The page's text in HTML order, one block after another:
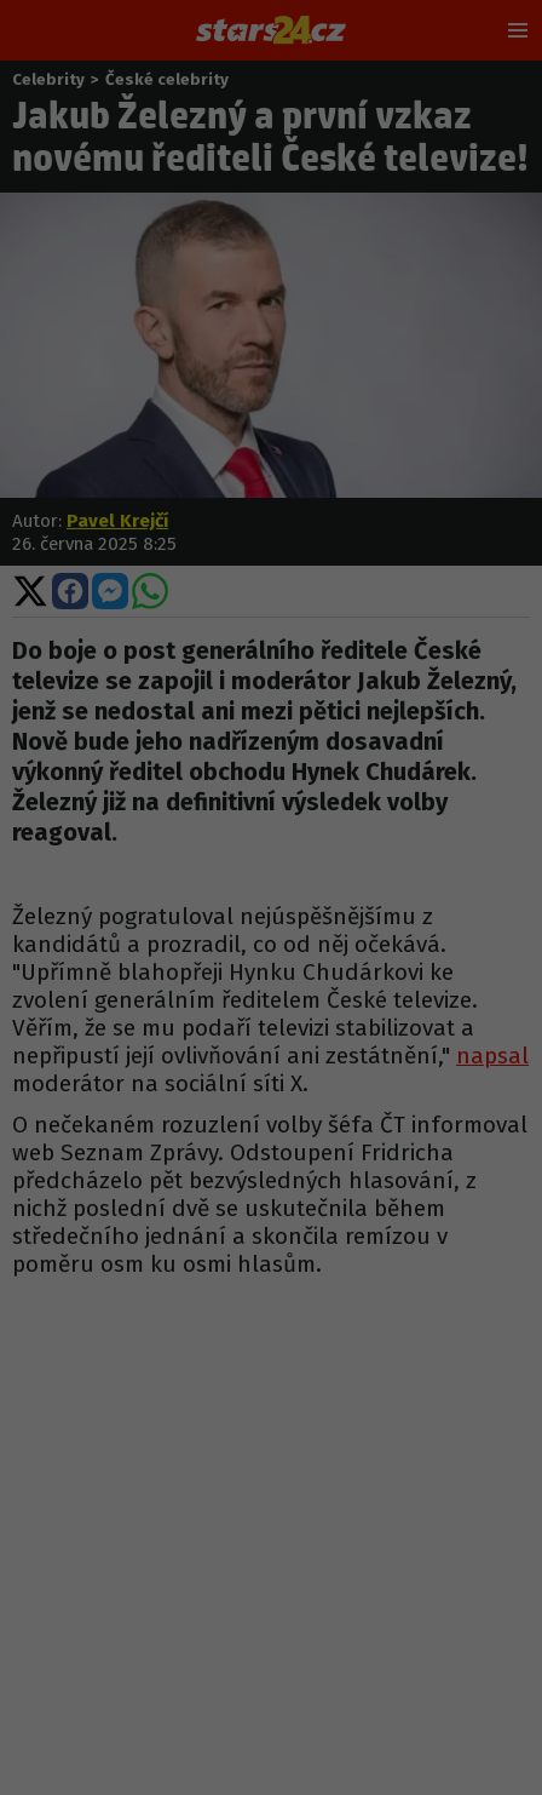
Nacházíte
se
zde:
Celebrity > České celebrity
Jakub Železný a první vzkaz
novému řediteli České televize!
Autor: Pavel Krejčí
26. června 2025 8:25
Sdílet
na
X
Sdílet
na
Facebooku
Sdílet
na
Messengeru
Sdílet
WhatsApp
Do boje o post generálního ředitele České
televize se zapojil i moderátor Jakub Železný,
jenž se nedostal ani mezi pětici nejlepších.
Nově bude jeho nadřízeným dosavadní
výkonný ředitel obchodu Hynek Chudárek.
Železný již na definitivní výsledek volby
reagoval.
Železný pogratuloval nejúspěšnějšímu z
kandidátů a prozradil, co od něj očekává.
"Upřímně blahopřeji Hynku Chudárkovi ke
zvolení generálním ředitelem České televize.
Věřím, že se mu podaří televizi stabilizovat a
nepřipustí její ovlivňování ani zestátnění," napsal
moderátor na sociální síti X.
O nečekaném rozuzlení volby šéfa ČT informoval
web Seznam Zprávy. Odstoupení Fridricha
předcházelo pět bezvýsledných hlasování, z
nichž poslední dvě se uskutečnila během
středečního jednání a skončila remízou v
poměru osm ku osmi hlasům.